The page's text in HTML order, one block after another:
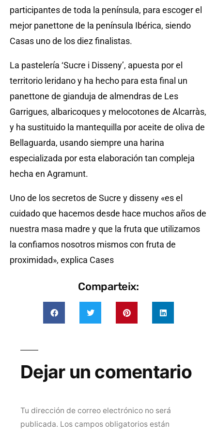
participantes de toda la península, para escoger el
mejor panettone de la península Ibérica, siendo
Casas uno de los diez finalistas.
La pastelería ‘Sucre i Disseny’, apuesta por el
territorio leridano y ha hecho para esta final un
panettone de gianduja de almendras de Les
Garrigues, albaricoques y melocotones de Alcarràs,
y ha sustituido la mantequilla por aceite de oliva de
Bellaguarda, usando siempre una harina
especializada por esta elaboración tan compleja
hecha en Agramunt.
Uno de los secretos de Sucre y disseny «es el
cuidado que hacemos desde hace muchos años de
nuestra masa madre y que la fruta que utilizamos
la confiamos nosotros mismos con fruta de
proximidad», explica Cases
Comparteix:
Dejar un comentario
Tu dirección de correo electrónico no será
publicada. Los campos obligatorios están